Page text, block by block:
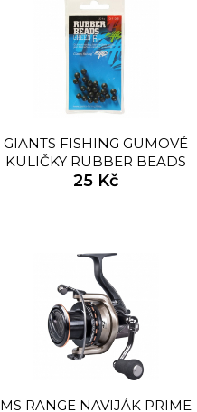
GIANTS FISHING GUMOVÉ
KULIČKY RUBBER BEADS
TRANSPARENT GREEN
25 Kč
MS RANGE NAVIJÁK PRIME